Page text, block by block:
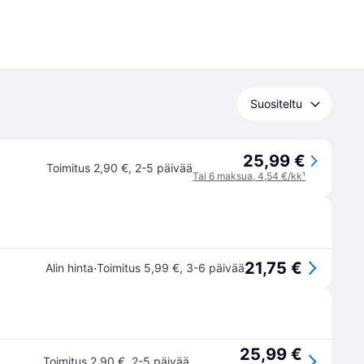
Suositeltu
Toimitus 2,90 €, 2-5 päivää 25,99 €
Tai 6 maksua, 4,54 €/kk¹
Alin hinta·Toimitus 5,99 €, 3-6 päivää21,75 €
Toimitus 2,90 € 2-5 päivää 25,99 €